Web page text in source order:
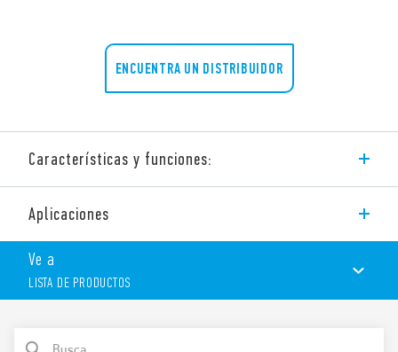
ENCUENTRA UN DISTRIBUIDOR
Características y funciones:
Conmutación Zero-crossing. Salida: 80 A.
solenoides, bobinas de contactores.
Aplicaciones
Ve a
LISTA DE PRODUCTOS
LISTA DE PRODUCTOS